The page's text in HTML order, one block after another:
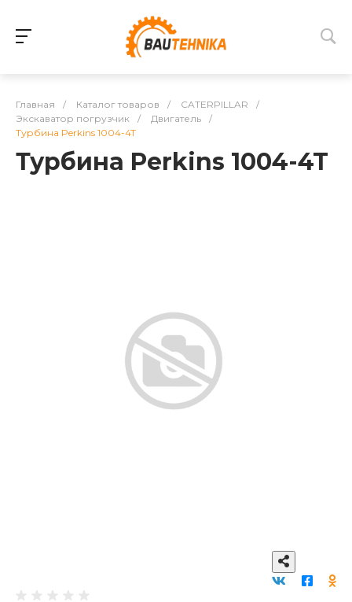
Главная / Каталог товаров / CATERPILLAR
/
Экскаватор погрузчик
/ Двигатель
/
Турбина Perkins 1004-4T
Турбина Perkins 1004-4T